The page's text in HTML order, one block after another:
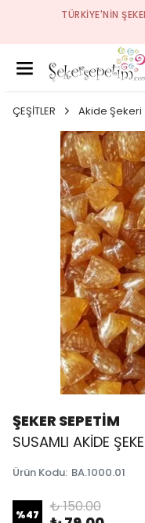
TÜRKIYE'NIN
ÇEŞİTLER Akide Şekeri
ŞEKER SEPETİM
SUSAMLI AKİDE
Ürün Kodu: BA.1000.01
%47 ₺ 150.00